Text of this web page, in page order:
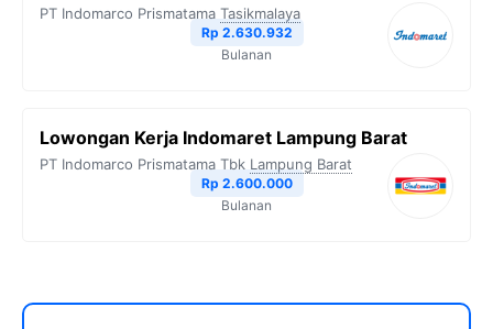
PT Indomarco Prismatama Tasikmalaya
Rp 2.630.932
Bulanan
Lowongan Kerja Indomaret Lampung Barat
PT Indomarco Prismatama Tbk Lampung Barat
Rp 2.600.000
Bulanan